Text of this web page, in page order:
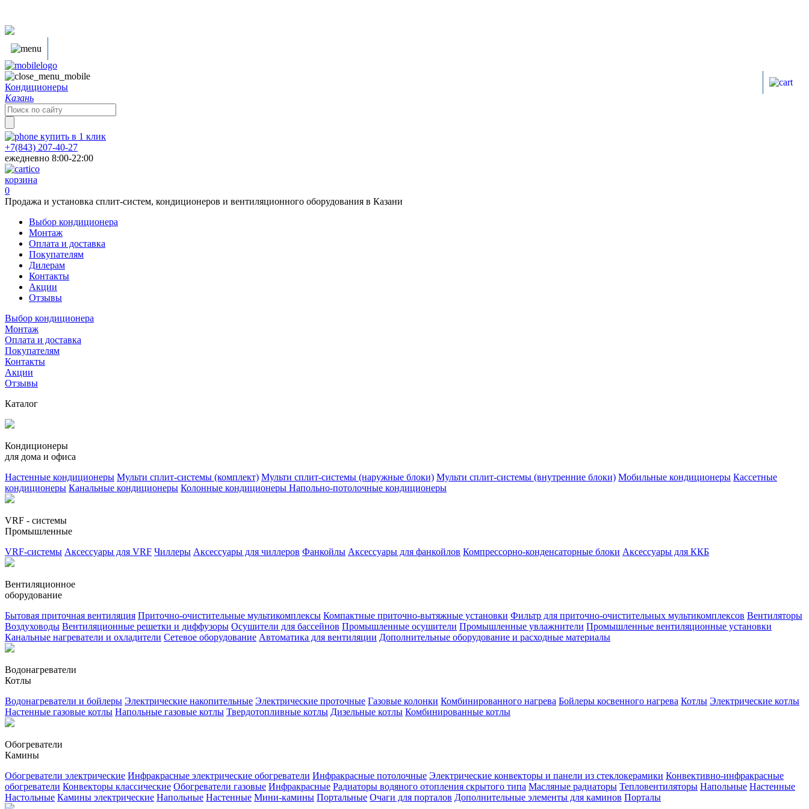
Кондиционеры
Казань
Search
for:
купить в 1 клик
+7(843) 207-40-27
ежедневно 8:00-22:00
корзина
0
Продажа и установка сплит-систем, кондиционеров и вентиляционного оборудования в Казани
Выбор кондиционера
Монтаж
Оплата и доставка
Покупателям
Дилерам
Контакты
Акции
Отзывы
Выбор кондиционера
Монтаж
Оплата и доставка
Покупателям
Контакты
Акции
Отзывы
Каталог
Кондиционеры
для дома и офиса
Настенные кондиционеры Мульти сплит-системы (комплект) Мульти сплит-системы (наружные блоки) Мульти сплит-системы (внутренние блоки) Мобильные кондиционеры Кассетные
кондиционеры Канальные кондиционеры Колонные кондиционеры Напольно-потолочные кондиционеры
VRF - системы
Промышленные
VRF-системы Аксессуары для VRF Чиллеры Аксессуары для чиллеров Фанкойлы Аксессуары для фанкойлов Компрессорно-конденсаторные блоки Аксессуары для ККБ
Вентиляционное
оборудование
Бытовая приточная вентиляция Приточно-очистительные мультикомплексы Компактные приточно-вытяжные установки Фильтр для приточно-очистительных мультикомплексов Вентиляторы
Воздуховоды Вентиляционные решетки и диффузоры Осушители для бассейнов Промышленные осушители Промышленные увлажнители Промышленные вентиляционные установки
Канальные нагреватели и охладители Сетевое оборудование Автоматика для вентиляции Дополнительные оборудование и расходные материалы
Водонагреватели
Котлы
Водонагреватели и бойлеры Электрические накопительные Электрические проточные Газовые колонки Комбинированного нагрева Бойлеры косвенного нагрева Котлы Электрические котлы
Настенные газовые котлы Напольные газовые котлы Твердотопливные котлы Дизельные котлы Комбинированные котлы
Обогреватели
Камины
Обогреватели электрические Инфракрасные электрические обогреватели Инфракрасные потолочные Электрические конвекторы и панели из стеклокерамики Конвективно-инфракрасные
обогреватели Конвекторы классические Обогреватели газовые Инфракрасные Радиаторы водяного отопления скрытого типа Масляные радиаторы Тепловентиляторы Напольные Настенные
Настольные Камины электрические Напольные Настенные Мини-камины Портальные Очаги для порталов Дополнительные элементы для каминов Порталы